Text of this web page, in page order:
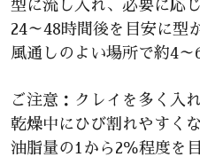
型に流し入れ、必要に応
24～48時間後を目安に型
風通しのよい場所で約4～
ご注意：クレイを多く入
乾燥中にひび割れやすく
油脂量の1から2％程度を